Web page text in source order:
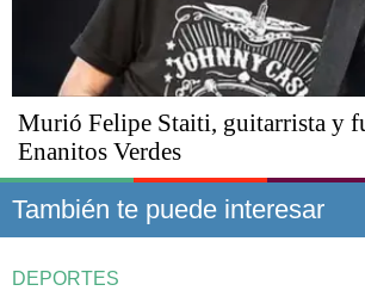
Murió Felipe Staiti, guitarrista y
Enanitos Verdes
También te puede interesar
DEPORTES